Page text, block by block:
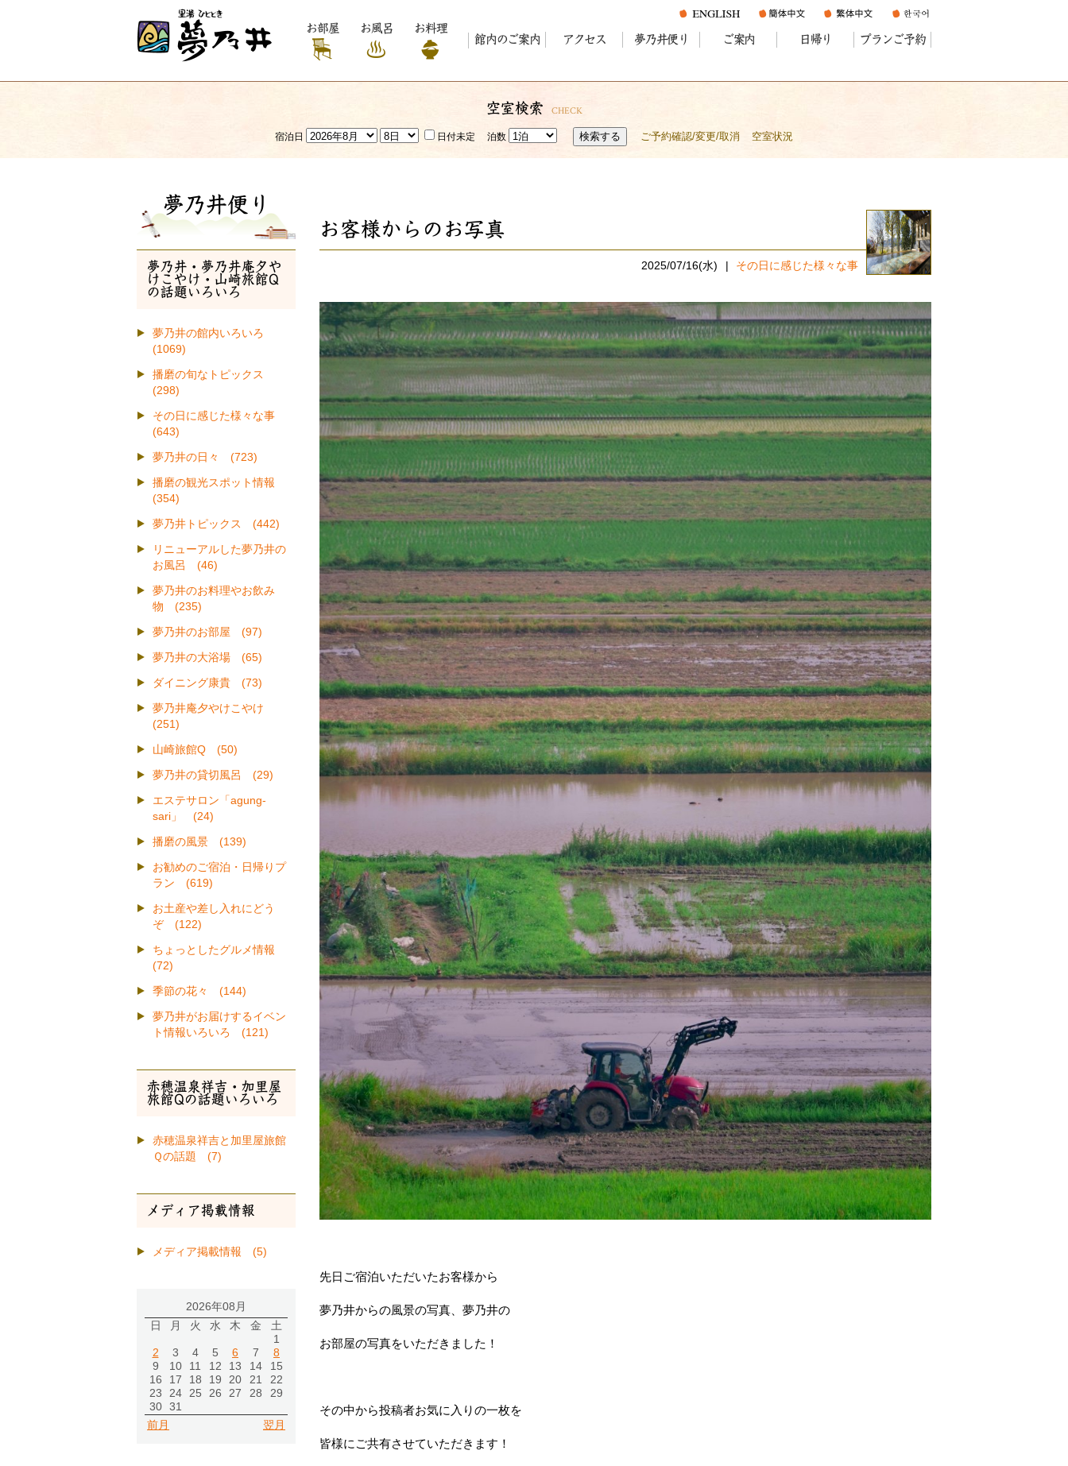
お部屋 お風呂
お料理
館内のご案内
アクセス 夢乃井便り ご案内 日帰り プランご予約
空室検索 CHECK
宿泊日 日付未定 泊数 検索する ご予約確認/変更/取消 空室状況
夢乃井便り
お客様からのお写真
2025/07/16(水) その日に感じた様々な事
先日ご宿泊いただいたお客様から
夢乃井からの風景の写真、夢乃井の
お部屋の写真をいただきました！
その中から投稿者お気に入りの一枚を
皆様にご共有させていただきます！
夢乃井・夢乃井庵夕や
けこやけ・山崎旅館Q
の話題いろいろ
夢乃井の館内いろいろ
(1069)
播磨の旬なトピックス
(298)
その日に感じた様々な事
(643)
夢乃井の日々 (723)
播磨の観光スポット情報
(354)
夢乃井トピックス (442)
リニューアルした夢乃井の
お風呂 (46)
夢乃井のお料理やお飲み
物 (235)
夢乃井のお部屋 (97)
夢乃井の大浴場 (65)
ダイニング康貴 (73)
夢乃井庵夕やけこやけ
(251)
山崎旅館Q (50)
夢乃井の貸切風呂 (29)
エステサロン「agung-
sari」 (24)
播磨の風景 (139)
お勧めのご宿泊・日帰りプ
ラン (619)
お土産や差し入れにどう
ぞ (122)
ちょっとしたグルメ情報
(72)
季節の花々 (144)
夢乃井がお届けするイベン
ト情報いろいろ (121)
赤穂温泉祥吉・加里屋
旅館Qの話題いろいろ
赤穂温泉祥吉と加里屋旅館
Ｑの話題 (7)
メディア掲載情報
メディア掲載情報 (5)
2026年08月
日
月 火 水 木 金
土
1
2
3 4 5 6 7
8
9
10 11 12 13 14
15
16
17 18 19 20 21
22
23
24 25 26 27 28
29
30
31
前月
翌月